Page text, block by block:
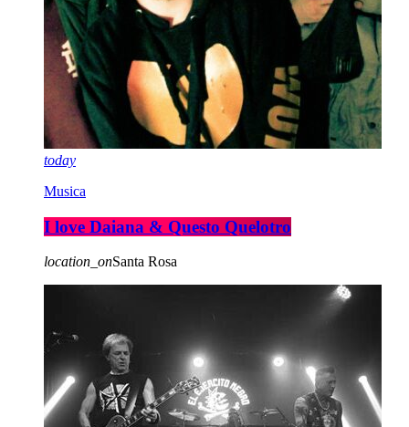
today
Musica
I love Daiana & Questo Quelotro
location_onSanta Rosa